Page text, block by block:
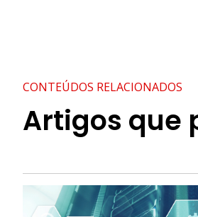
CONTEÚDOS RELACIONADOS
Artigos que